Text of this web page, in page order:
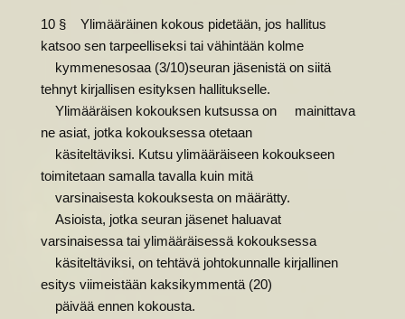
10 § Ylimääräinen kokous pidetään, jos hallitus
katsoo sen tarpeelliseksi tai vähintään kolme
kymmenesosaa (3/10)seuran jäsenistä on siitä
tehnyt kirjallisen esityksen hallitukselle.
Ylimääräisen kokouksen kutsussa on mainittava
ne asiat, jotka kokouksessa otetaan
käsiteltäviksi. Kutsu ylimääräiseen kokoukseen
toimitetaan samalla tavalla kuin mitä
varsinaisesta kokouksesta on määrätty.
Asioista, jotka seuran jäsenet haluavat
varsinaisessa tai ylimääräisessä kokouksessa
käsiteltäviksi, on tehtävä johtokunnalle kirjallinen
esitys viimeistään kaksikymmentä (20)
päivää ennen kokousta.